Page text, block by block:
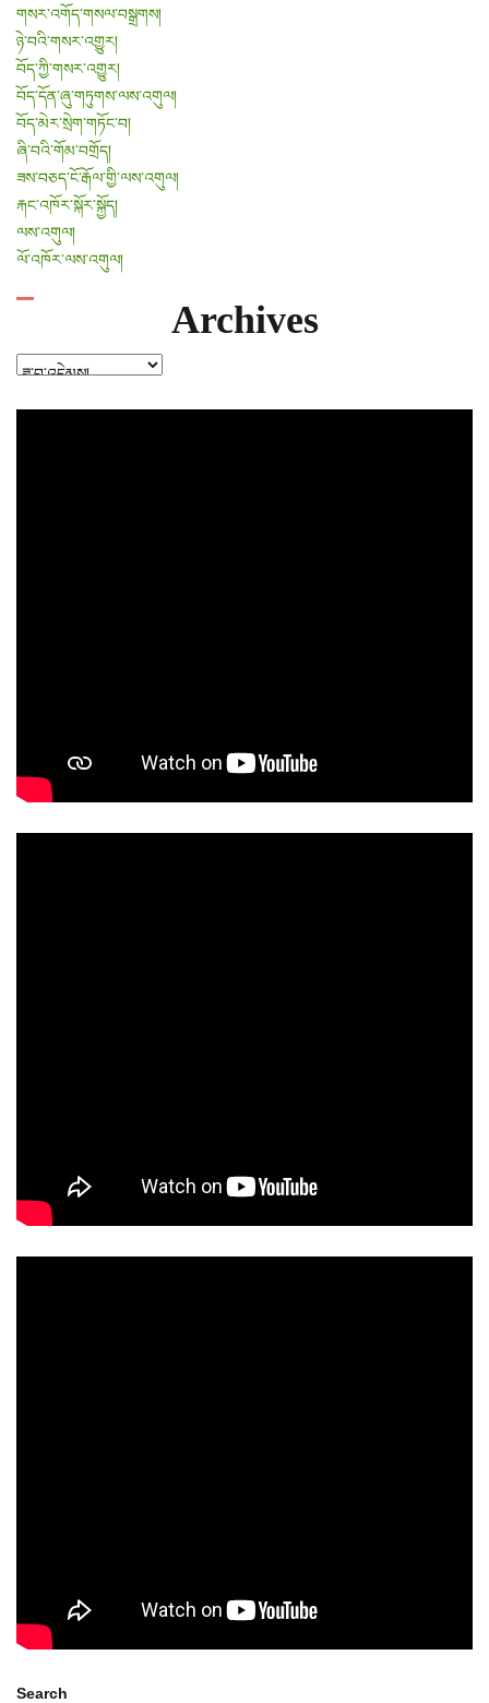
གསར་འགོད་གསལ་བསྒྲགས།
ཉེ་བའི་གསར་འགྱུར།
བོད་ཀྱི་གསར་འགྱུར།
བོད་དོན་ཞུ་གཏུགས་ལས་འགུལ།
བོད་མེར་སྲེག་གཏོང་བ།
ཞི་བའི་གོམ་བགྲོད།
ཟས་བཅད་ངོ་རྒོལ་གྱི་ལས་འགུལ།
རྐང་འཁོར་སྐོར་སྐྱོད།
ལས་འགུལ།
ལོ་འཁོར་ལས་འགུལ།
Archives
Archives
Search